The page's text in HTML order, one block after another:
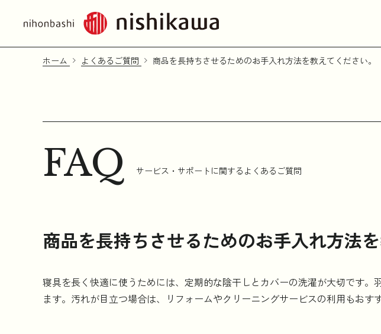
ホーム よくあるご質問 商品を長持ちさせるためのお手入れ方法を教えてください。
FAQ サービス・サポートに関するよくあるご質問
商品を長持ちさせるためのお手入れ方法を
寝具を長く快適に使うためには、定期的な陰干しとカバーの洗濯が大切です
ます。汚れが目立つ場合は、リフォームやクリーニングサービスの利用もおす